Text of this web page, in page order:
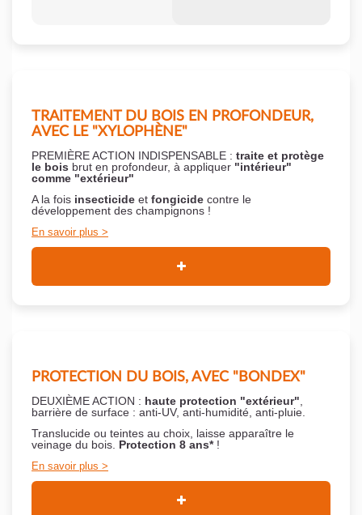
TRAITEMENT DU BOIS EN PROFONDEUR,
AVEC LE "XYLOPHÈNE"
PREMIÈRE ACTION INDISPENSABLE : traite et protège
le bois brut en profondeur, à appliquer "intérieur"
comme "extérieur"
A la fois insecticide et fongicide contre le
développement des champignons !
En savoir plus
PROTECTION DU BOIS, AVEC "BONDEX"
DEUXIÈME ACTION : haute protection "extérieur"
barrière de surface : anti-UV, anti-humidité, anti-pluie.
Translucide ou teintes au choix, laisse apparaître le
veinage du bois. Protection 8 ans*!
En savoir plus